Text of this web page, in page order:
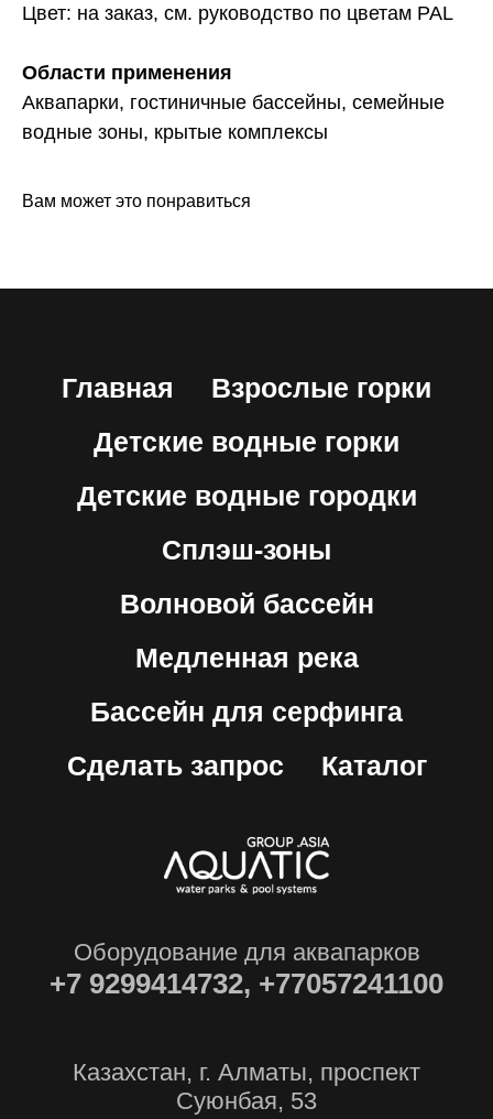
Цвет: на заказ, см. руководство по цветам PAL
Области применения
Аквапарки, гостиничные бассейны, семейные
водные зоны, крытые комплексы
Вам может это понравиться
Главная
Взрослые горки
Детские водные горки
Детские водные городки
Сплэш-зоны
Волновой бассейн
Медленная река
Бассейн для серфинга
Сделать запрос
Каталог
Оборудование для аквапарков
+7 9299414732, +77057241100
Казахстан, г. Алматы, проспект
Суюнбая, 53